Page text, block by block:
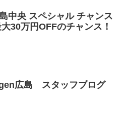
中央 スペシャル チャンス
30万円OFFのチャンス！
広島 スタッフブログ